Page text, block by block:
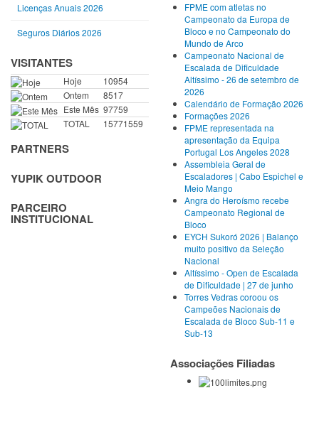
Licenças Anuais 2026
Seguros Diários 2026
VISITANTES
Hoje
10954
Ontem
8517
Este Mês 97759
TOTAL
15771559
PARTNERS
YUPIK OUTDOOR
PARCEIRO
INSTITUCIONAL
FPME com atletas no
Campeonato da Europa de
Bloco e no Campeonato do
Mundo de Arco
Campeonato Nacional de
Escalada de Dificuldade
Altíssimo - 26 de setembro de
2026
Calendário de Formação 2026
Formações 2026
FPME representada na
apresentação da Equipa
Portugal Los Angeles 2028
Assembleia Geral de
Escaladores | Cabo Espichel e
Meio Mango
Angra do Heroísmo recebe
Campeonato Regional de
Bloco
EYCH Sukoró 2026 | Balanço
muito positivo da Seleção
Nacional
Altíssimo - Open de Escalada
de Dificuldade | 27 de junho
Torres Vedras coroou os
Campeões Nacionais de
Escalada de Bloco Sub-11 e
Sub-13
Associações Filiadas